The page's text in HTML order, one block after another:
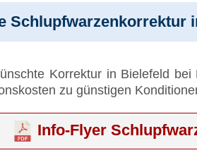
Schlupfwarzenkorrektur
Korrektur in Bielefeld
zu günstigen
Info-Flyer